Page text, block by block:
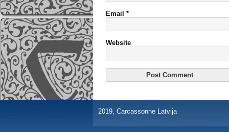
Email *
Website
2019, Carcassonne Latvija